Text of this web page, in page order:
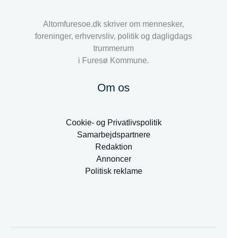
Altomfuresoe.dk skriver om mennesker,
foreninger, erhvervsliv, politik og dagligdags
trummerum
i Furesø Kommune.
Om os
Cookie- og Privatlivspolitik
Samarbejdspartnere
Redaktion
Annoncer
Politisk reklame